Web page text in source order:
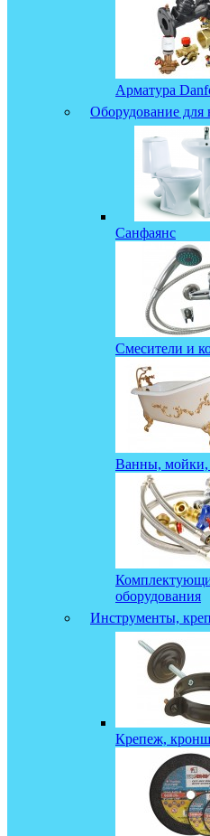
Арматура
Оборудование для
Санфаянс
Смесители и
Ванны,
оборудования
Инструменты,
Крепеж,